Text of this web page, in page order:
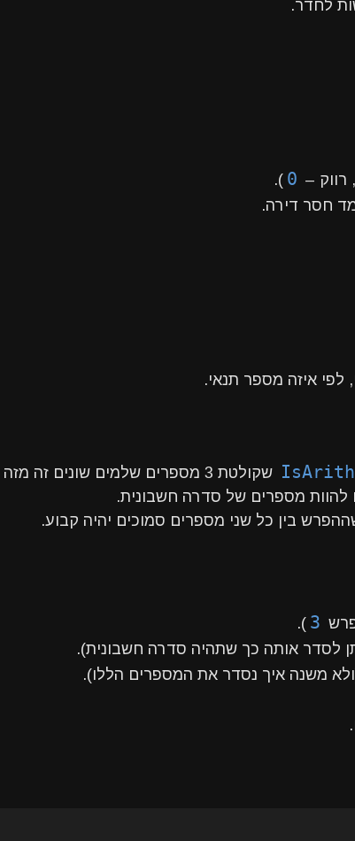
, רווק – 0
).
חסר דירה.
לפי איזה מספר תנאי.
שקולטת 3 מספרים שלמים שונים זה מזה
להוות מספרים של סדרה חשבונית.
בין כל שני מספרים סמוכים יהיה קבוע.
3
).
לסדר אותה כך שתהיה סדרה חשבונית).
משנה איך נסדר את המספרים הללו).